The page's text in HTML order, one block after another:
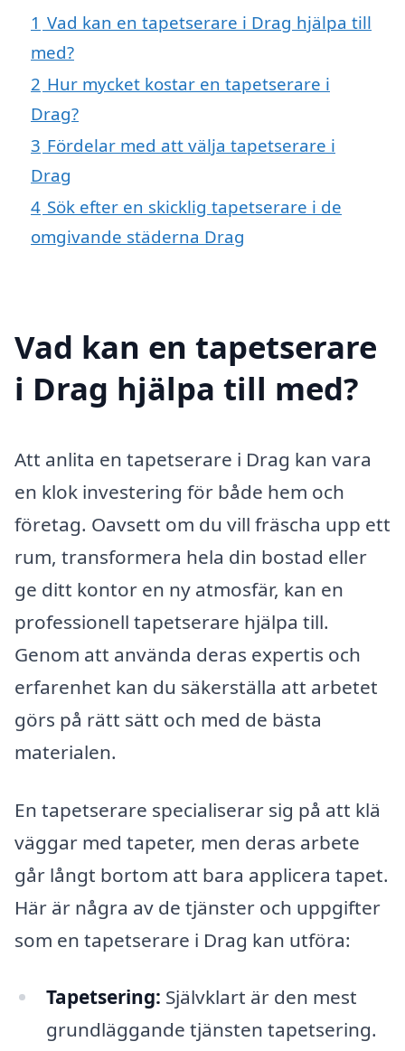
1 Vad kan en tapetserare i Drag hjälpa till
med?
2 Hur mycket kostar en tapetserare i
Drag?
3 Fördelar med att välja tapetserare i
Drag
4 Sök efter en skicklig tapetserare i de
omgivande städerna Drag
Vad kan en tapetserare
i Drag hjälpa till med?
Att anlita en tapetserare i Drag kan vara
en klok investering för både hem och
företag. Oavsett om du vill fräscha upp ett
rum, transformera hela din bostad eller
ge ditt kontor en ny atmosfär, kan en
professionell tapetserare hjälpa till.
Genom att använda deras expertis och
erfarenhet kan du säkerställa att arbetet
görs på rätt sätt och med de bästa
materialen.
En tapetserare specialiserar sig på att klä
väggar med tapeter, men deras arbete
går långt bortom att bara applicera tapet.
Här är några av de tjänster och uppgifter
som en tapetserare i Drag kan utföra:
Tapetsering: Självklart är den mest
grundläggande tjänsten tapetsering.